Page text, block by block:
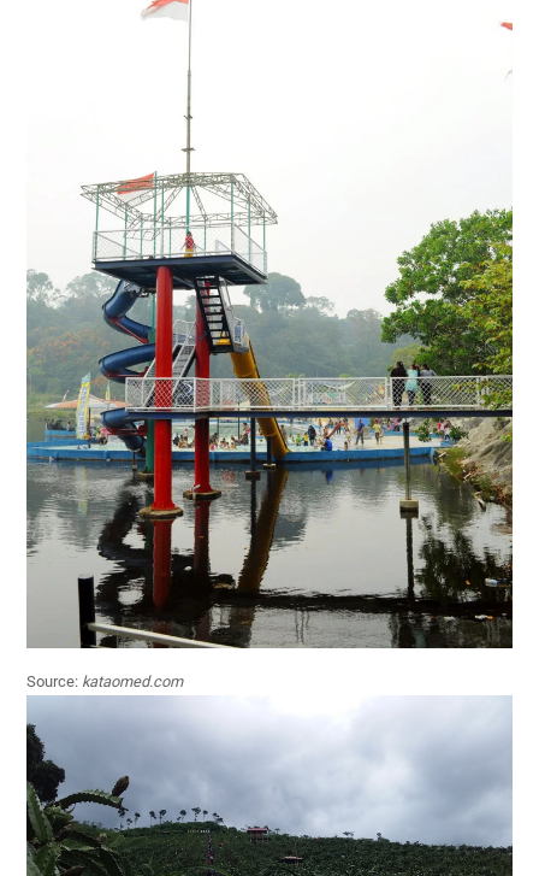
Source: kataomed.com